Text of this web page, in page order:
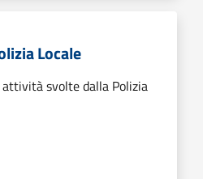
Locale
svolte dalla Polizia